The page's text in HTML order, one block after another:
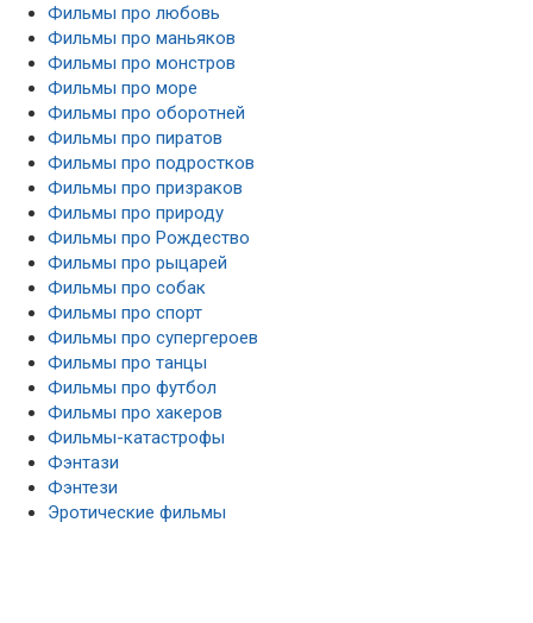
Фильмы про любовь
Фильмы про маньяков
Фильмы про монстров
Фильмы про море
Фильмы про оборотней
Фильмы про пиратов
Фильмы про подростков
Фильмы про призраков
Фильмы про природу
Фильмы про Рождество
Фильмы про рыцарей
Фильмы про собак
Фильмы про спорт
Фильмы про супергероев
Фильмы про танцы
Фильмы про футбол
Фильмы про хакеров
Фильмы-катастрофы
Фэнтази
Фэнтези
Эротические фильмы